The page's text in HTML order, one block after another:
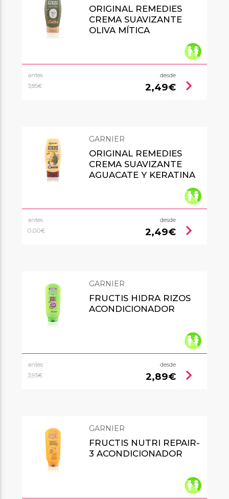
ORIGINAL REMEDIES
CREMA SUAVIZANTE
OLIVA MÍTICA
antes
3,85€
desde
2,49€ chevron_right
GARNIER
ORIGINAL REMEDIES
CREMA SUAVIZANTE
AGUACATE Y KERATINA
antes
0,00€
desde
2,49€ chevron_right
GARNIER
FRUCTIS HIDRA RIZOS
ACONDICIONADOR
antes
3,95€
desde
2,89€ chevron_right
GARNIER
FRUCTIS NUTRI REPAIR-
3 ACONDICIONADOR